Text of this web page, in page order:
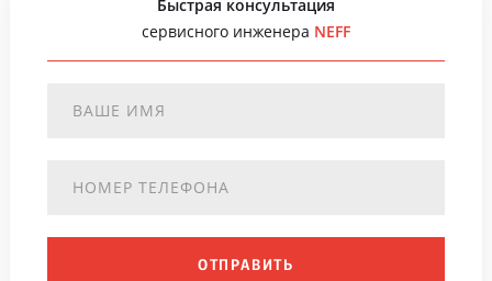
Быстрая консультация
сервисного инженера NEFF
ОТПРАВИТЬ